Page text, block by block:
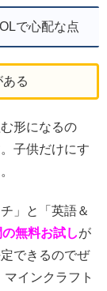
で心配な点
る
形になるの
子供だけにす
」と「英語＆
無料お試しが
できるのでぜ
インクラフト